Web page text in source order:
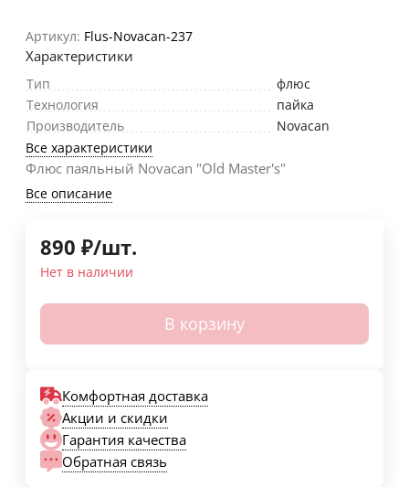
Артикул: Flus-Novacan-237
Характеристики
Тип
флюс
Технология
пайка
Производитель
Novacan
Все характеристики
Флюс паяльный Novacan "Old Master's"
Все описание
890 ₽/шт.
Нет в наличии
В корзину
Комфортная доставка
Акции и скидки
Гарантия качества
Обратная связь